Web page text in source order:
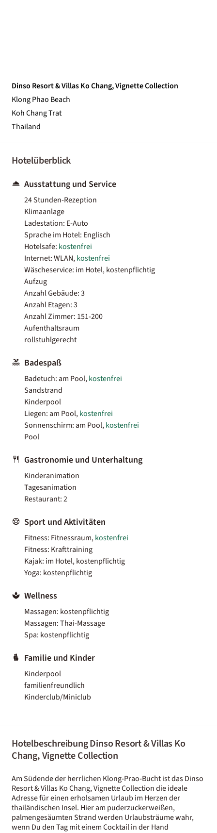
Dinso Resort & Villas Ko Chang, Vignette Collection
Klong Phao Beach
Koh Chang Trat
Thailand
Hotelüberblick
Ausstattung und Service
24 Stunden-Rezeption
Klimaanlage
Ladestation: E-Auto
Sprache im Hotel: Englisch
Hotelsafe: kostenfrei
Internet: WLAN,kostenfrei
Wäscheservice: im Hotel, kostenpflichtig
Aufzug
Anzahl Gebäude: 3
Anzahl Etagen: 3
Anzahl Zimmer: 151-200
Aufenthaltsraum
rollstuhlgerecht
Badespaß
Badetuch: am Pool,kostenfrei
Sandstrand
Kinderpool
Liegen: am Pool,kostenfrei
Sonnenschirm: am Pool,kostenfrei
Pool
Gastronomie und Unterhaltung
Kinderanimation
Tagesanimation
Restaurant: 2
Sport und Aktivitäten
Fitness: Fitnessraum,kostenfrei
Fitness: Krafttraining
Kajak: im Hotel, kostenpflichtig
Yoga: kostenpflichtig
Wellness
Massagen: kostenpflichtig
Massagen: Thai-Massage
Spa: kostenpflichtig
Familie und Kinder
Kinderpool
familienfreundlich
Kinderclub/Miniclub
Hotelbeschreibung Dinso Resort & Villas Ko
Chang, Vignette Collection
Am Südende der herrlichen Klong-Prao-Bucht ist das Dinso
Resort & Villas Ko Chang, Vignette Collection die ideale
Adresse für einen erholsamen Urlaub im Herzen der
thailändischen Insel. Hier am puderzuckerweißen,
palmengesäumten Strand werden Urlaubsträume wahr,
wenn Du den Tag mit einem Cocktail in der Hand